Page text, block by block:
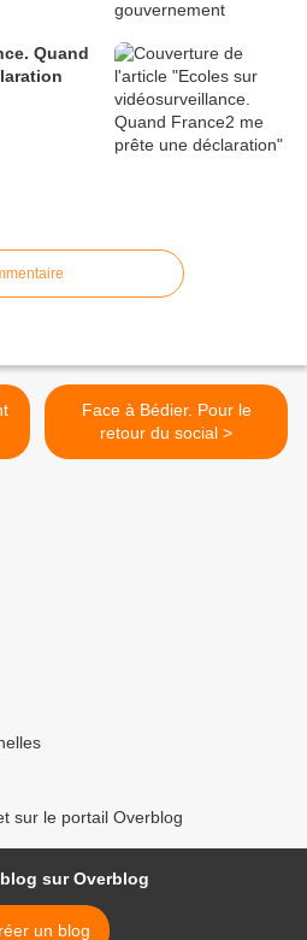
Quand
Face à Bédier. Pour le
retour du social >
sur le portail Overblog
sur Overblog
un blog